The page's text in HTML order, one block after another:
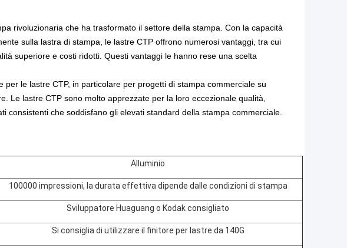
rivoluzionaria che ha trasformato il settore della stampa. Con la capacità
sulla lastra di stampa, le lastre CTP offrono numerosi vantaggi, tra cui
superiore e costi ridotti. Questi vantaggi le hanno rese una scelta
per le lastre CTP, in particolare per progetti di stampa commerciale su
Le lastre CTP sono molto apprezzate per la loro eccezionale qualità,
consistenti che soddisfano gli elevati standard della stampa commerciale.
Alluminio
100000 impressioni, la durata effettiva dipende dalle condizioni di stampa
Sviluppatore Huaguang o Kodak consigliato
Si consiglia di utilizzare il finitore per lastre da 140G